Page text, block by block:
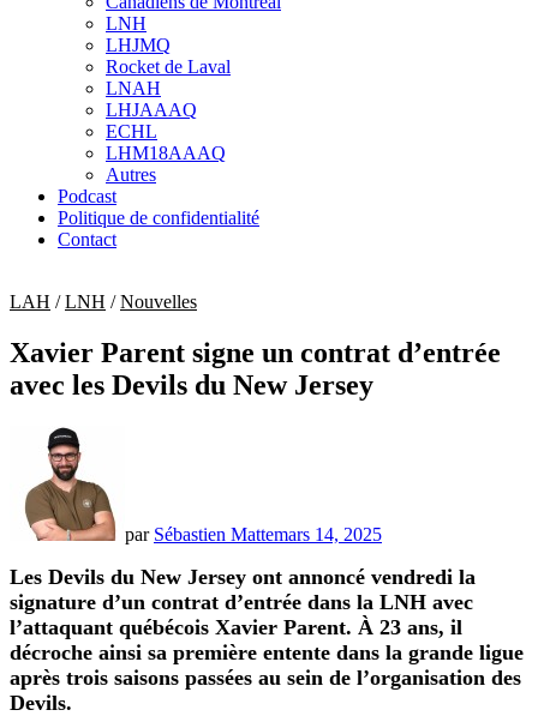
sub
menu
LNH
LHJMQ
Rocket de Laval
LNAH
LHJAAAQ
ECHL
LHM18AAAQ
Autres
Podcast
Politique de confidentialité
Contact
LAH /LNH /Nouvelles
Xavier Parent signe un contrat d’entrée
avec les Devils du New Jersey
par Sébastien Mattemars 14, 2025
Les Devils du New Jersey ont annoncé vendredi la
signature d’un contrat d’entrée dans la LNH avec
l’attaquant québécois Xavier Parent. À 23 ans, il
décroche ainsi sa première entente dans la grande ligue
après trois saisons passées au sein de l’organisation des
Devils.